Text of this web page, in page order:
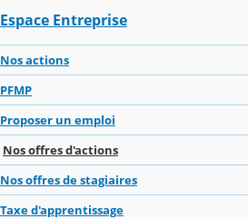
Espace Entreprise
Nos actions
PFMP
Proposer un emploi
Nos offres d'actions
Nos offres de stagiaires
Taxe d'apprentissage